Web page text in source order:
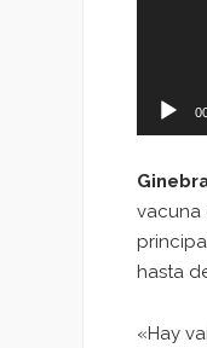
vacuna
hasta
«Hay